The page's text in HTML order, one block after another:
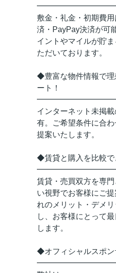
敷金・礼金・初期費
済・PayPay決済が可
イントやマイルが貯
ただいております。
◆豊富な物件情報で理
ート！
インターネット未掲
有。ご希望条件に合
提案いたします。
◆賃貸と購入を比較で
賃貸・売買双方を専
い視野でお客様にご
れのメリット・デメ
し、お客様にとって
します。
◆オフィシャルスポン